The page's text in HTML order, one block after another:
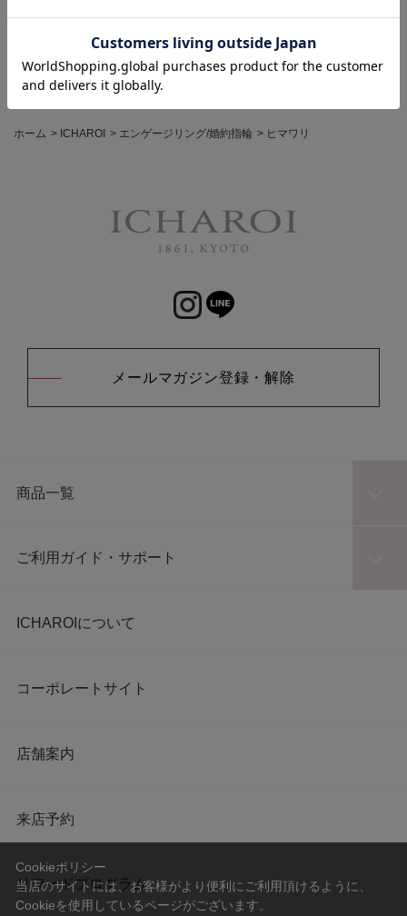
ホーム > ICHAROI > エンゲージリング/婚約指輪 > ヒマワリ
メールマガジン登録・解除
商品一覧
ご利用ガイド・サポート
ICHAROIについて
コーポレートサイト
店舗案内
来店予約
リワードプログラム
Cookieポリシー
当店のサイトには、お客様がより便利にご利用頂けるように、
Cookieを使用しているページがございます。